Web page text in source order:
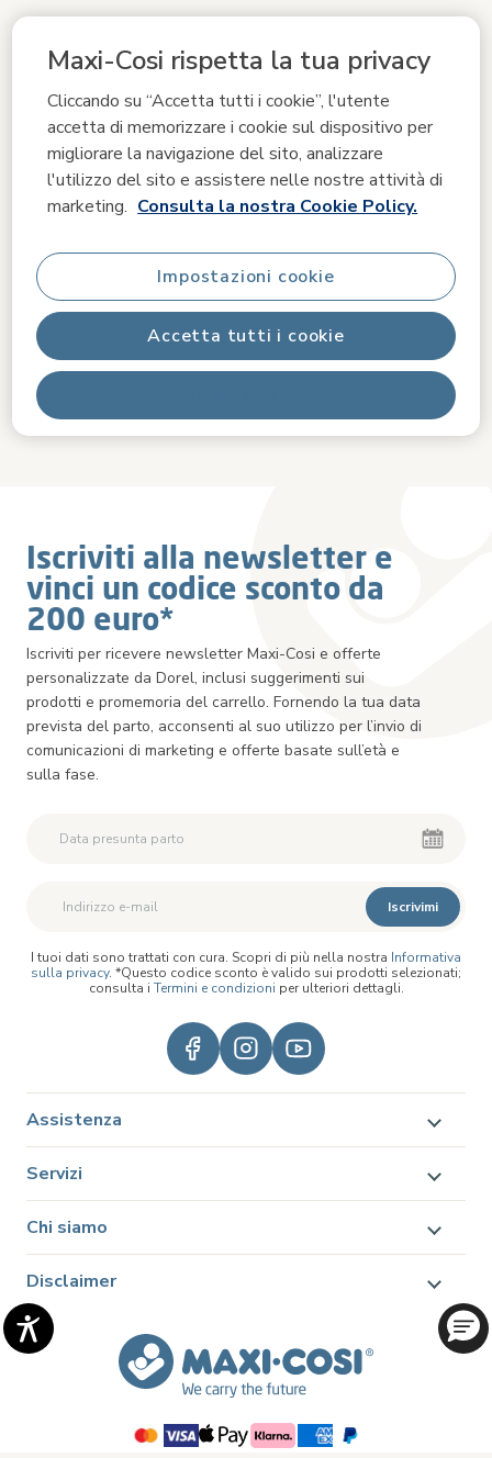
Maxi-Cosi rispetta la tua privacy
Cliccando su “Accetta tutti i cookie”, l'utente
accetta di memorizzare i cookie sul dispositivo per
migliorare la navigazione del sito, analizzare
l'utilizzo del sito e assistere nelle nostre attività di
marketing. Consulta la nostra Cookie Policy.
Accetta tutti i cookie
Impostazioni cookie
Diapositiva 1 di 5, Visualizzazione degli articoli 1 a 3 di 15.
Iscriviti alla newsletter e
vinci un codice sconto da
200 euro*
Iscriviti per ricevere newsletter Maxi-Cosi e offerte
personalizzate da Dorel, inclusi suggerimenti sui
prodotti e promemoria del carrello. Fornendo la tua data
prevista del parto, acconsenti al suo utilizzo per l’invio di
comunicazioni di marketing e offerte basate sull’età e
sulla fase.
Iscrivimi
I tuoi dati sono trattati con cura. Scopri di più nella nostra Informativa
sulla privacy. *Questo codice sconto è valido sui prodotti selezionati;
consulta i Termini e condizioni per ulteriori dettagli.
Assistenza
Servizi
Chi siamo
Disclaimer